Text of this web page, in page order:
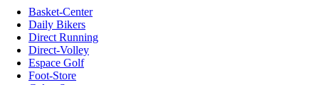
Basket-Center
Daily Bikers
Direct Running
Direct-Volley
Espace Golf
Foot-Store